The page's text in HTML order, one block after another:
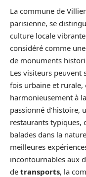
La commune de
parisienne, se
culture locale
considéré comme
de monuments
Les visiteurs peuvent
fois urbaine et rurale,
harmonieusement à
passionné d’histoire,
restaurants typiques,
balades dans la
meilleures
incontournables aux
de transports, la